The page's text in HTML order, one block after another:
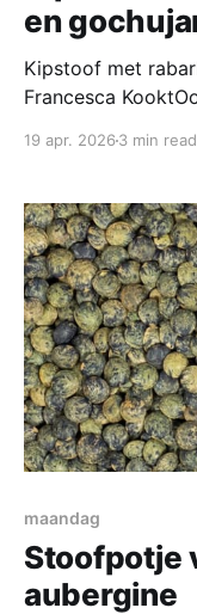
en
Kipstoof met
Francesca
rabarber, tomaat
qua smaken
umami door de
19 apr. 2026 3 min read
maandag
Stoofpotje
aubergine